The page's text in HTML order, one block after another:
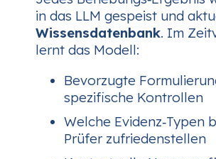
in das LLM gespeist und
Wissensdatenbank. Im
lernt das Modell:
Bevorzugte
spezifische Kontrollen
Welche Evidenz‑Typen
Prüfer zufriedenstellen